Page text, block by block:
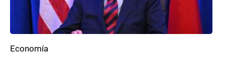
Economía